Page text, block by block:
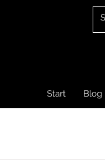
Start Blog